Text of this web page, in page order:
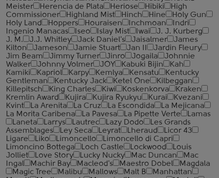
Meister
Herencia de Plata Heriose Hibiki
High
Commissioner
Highland Mist Hinch Hine
Holy Gun
Holy Land
Hoppers Houraisen Inchmoan
Indri
Ingenio Manacas
Iseo Islay Mist Iwai
J. J. Kurberg
J. M.
J.J. Whitley Jack Daniel's Jaisalmer
James
Kilton
Jameson Jamie Stuart Jan II
Jardin Fleury
Jim Beam
Jimmy Turner Jinro Jogaila
Johnnie
Walker
Johnny Volmer JOY Kabuki Bijin
Kah
Kamiki
Kapriol Karpy Kemlya Kensatu
Kentucky
Gentleman
Kentucky Jack Ketel One
Kilbeggan
Killepitsch
King Charles Kiwi Koskenkorva
Kraken
Kremlin Award
Kujira Kujira Ryukyu Kurai
Kvezani
Kvint
La Arenita La Cruz La Escondida
La Mejicana
La Morita Caribena
La Pavesa La Pipette Verte
Lamas
Laneta
Larrys Lautrec Lazy Dodo
Les Grands
Assemblages
Ley Seca Leyrat Lheraud
Licor 43
Ligare
Liko Limoncello
Limoncello di Capri
Limoncino Bottega
Loch Castle Lockwood
Louis
Jolliet
Love Story Lucky Nucky Mac Duncan
Mac
Ingal
Machir Bay Macleod's Maestro Dobel
Magdala
Magic Tree
Malibu Mallows Malt B
Manhattan